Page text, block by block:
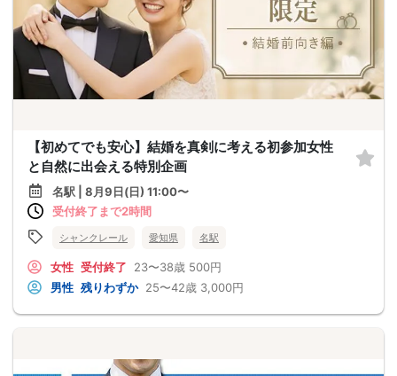
【初めてでも安心】結婚を真剣に考える初参加女性
と自然に出会える特別企画
名駅 | 8月9日(日) 11:00〜
受付終了まで2時間
シャンクレール 愛知県 名駅
女性 受付終了 23〜38歳 500円
男性 残りわずか 25〜42歳 3,000円